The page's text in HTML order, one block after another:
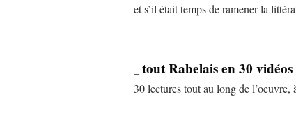
et s’il était temps de ramener la
tout Rabelais en 30
30 lectures tout au long de